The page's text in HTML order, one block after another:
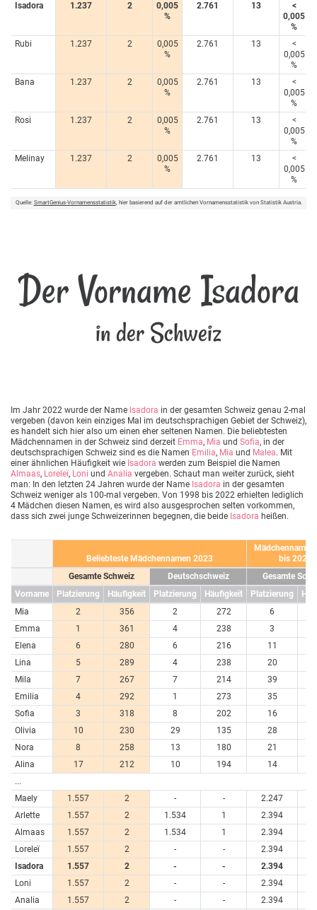
Isadora
1.237 2
0,005
%
2.761 13
<
0,005
%
Rubi
1.237 2
0,005
%
2.761 13
<
0,005
%
Bana
1.237 2
0,005
%
2.761 13
<
0,005
%
Rosi
1.237 2
0,005
%
2.761 13
<
0,005
%
Melinay
1.237 2
0,005
%
2.761 13
<
0,005
%
Quelle: SmartGenius-Vornamensstatistik, hier basierend auf der amtlichen Vornamensstatistik von Statistik Austria.
Der Vorname Isadora
in der Schweiz
Im Jahr 2022 wurde der Name Isadora in der gesamten Schweiz genau 2-mal
vergeben (davon kein einziges Mal im deutschsprachigen Gebiet der Schweiz),
es handelt sich hier also um einen eher seltenen Namen. Die beliebtesten
Mädchennamen in der Schweiz sind derzeit Emma, Mia und Sofia, in der
deutschsprachigen Schweiz sind es die Namen Emilia, Mia und Malea. Mit
einer ähnlichen Häufigkeit wie Isadora werden zum Beispiel die Namen
Almaas, Loreleï, Loni und Analia vergeben. Schaut man weiter zurück, sieht
man: In den letzten 24 Jahren wurde der Name Isadora in der gesamten
Schweiz weniger als 100-mal vergeben. Von 1998 bis 2022 erhielten lediglich
4 Mädchen diesen Namen, es wird also ausgesprochen selten vorkommen,
dass sich zwei junge Schweizerinnen begegnen, die beide Isadora heißen.
Beliebteste Mädchennamen 2023
bis 2023
Gesamte Schweiz
Deutschschweiz
Gesamte
Vorname
Platzierung Häufigkeit Platzierung Häufigkeit Platzierung
Mia
2 356 2 272 6
Emma
1 361 4 238 3
Elena
6 280 6 216 11
Lina
5 289 4 238 20
Mila
7 267 7 214 39
Emilia
4 292 1 273 35
Sofia
3 318 8 202 16
Olivia
10 230 29 135 28
Nora
8 258 13 180 21
Alina
17 212 10 194 14
...
Maely
1.557 2 - -
2.247
Arlette
1.557 2 1.534 1
2.394
Almaas
1.557 2 1.534 1
2.394
Loreleï
1.557 2 - -
2.394
Isadora
1.557 2 - -
2.394
Loni
1.557 2 - -
2.394
Analia
1.557 2 - -
2.394